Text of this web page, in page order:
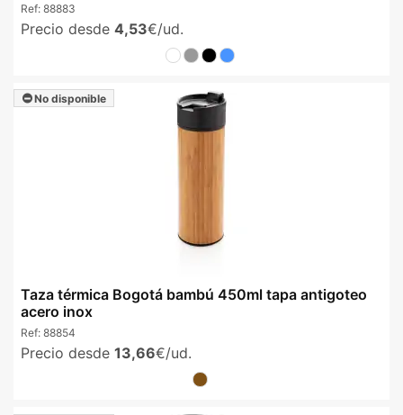
Ref: 88883
Precio desde 4,53€/ud.
No disponible
Taza térmica Bogotá bambú 450ml tapa antigoteo
acero inox
Ref: 88854
Precio desde 13,66€/ud.